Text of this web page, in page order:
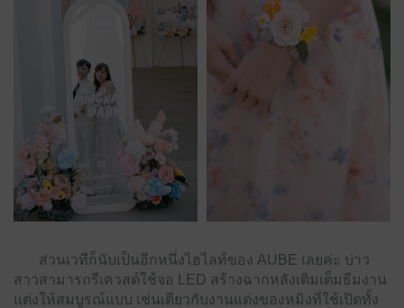
ส่วนเวทีก็นับเป็นอีกหนึ่งไฮไลท์ของ AUBE เลยค่ะ บ่าว
สาวสามารถรีเควสต์ใช้จอ LED สร้างฉากหลังเติมเต็มธีมงาน
แต่งให้สมบูรณ์แบบ เช่นเดียวกับงานแต่งของหมิงที่ใช้เปิดทั้ง